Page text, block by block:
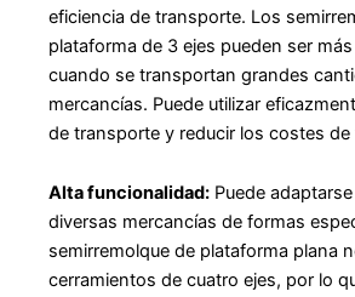
eficiencia de transporte. Los
plataforma de 3 ejes pueden ser
cuando se transportan grandes
mercancías. Puede utilizar
de transporte y reducir los costes
Alta funcionalidad: Puede
diversas mercancías de formas
semirremolque de plataforma plana
cerramientos de cuatro ejes, por lo